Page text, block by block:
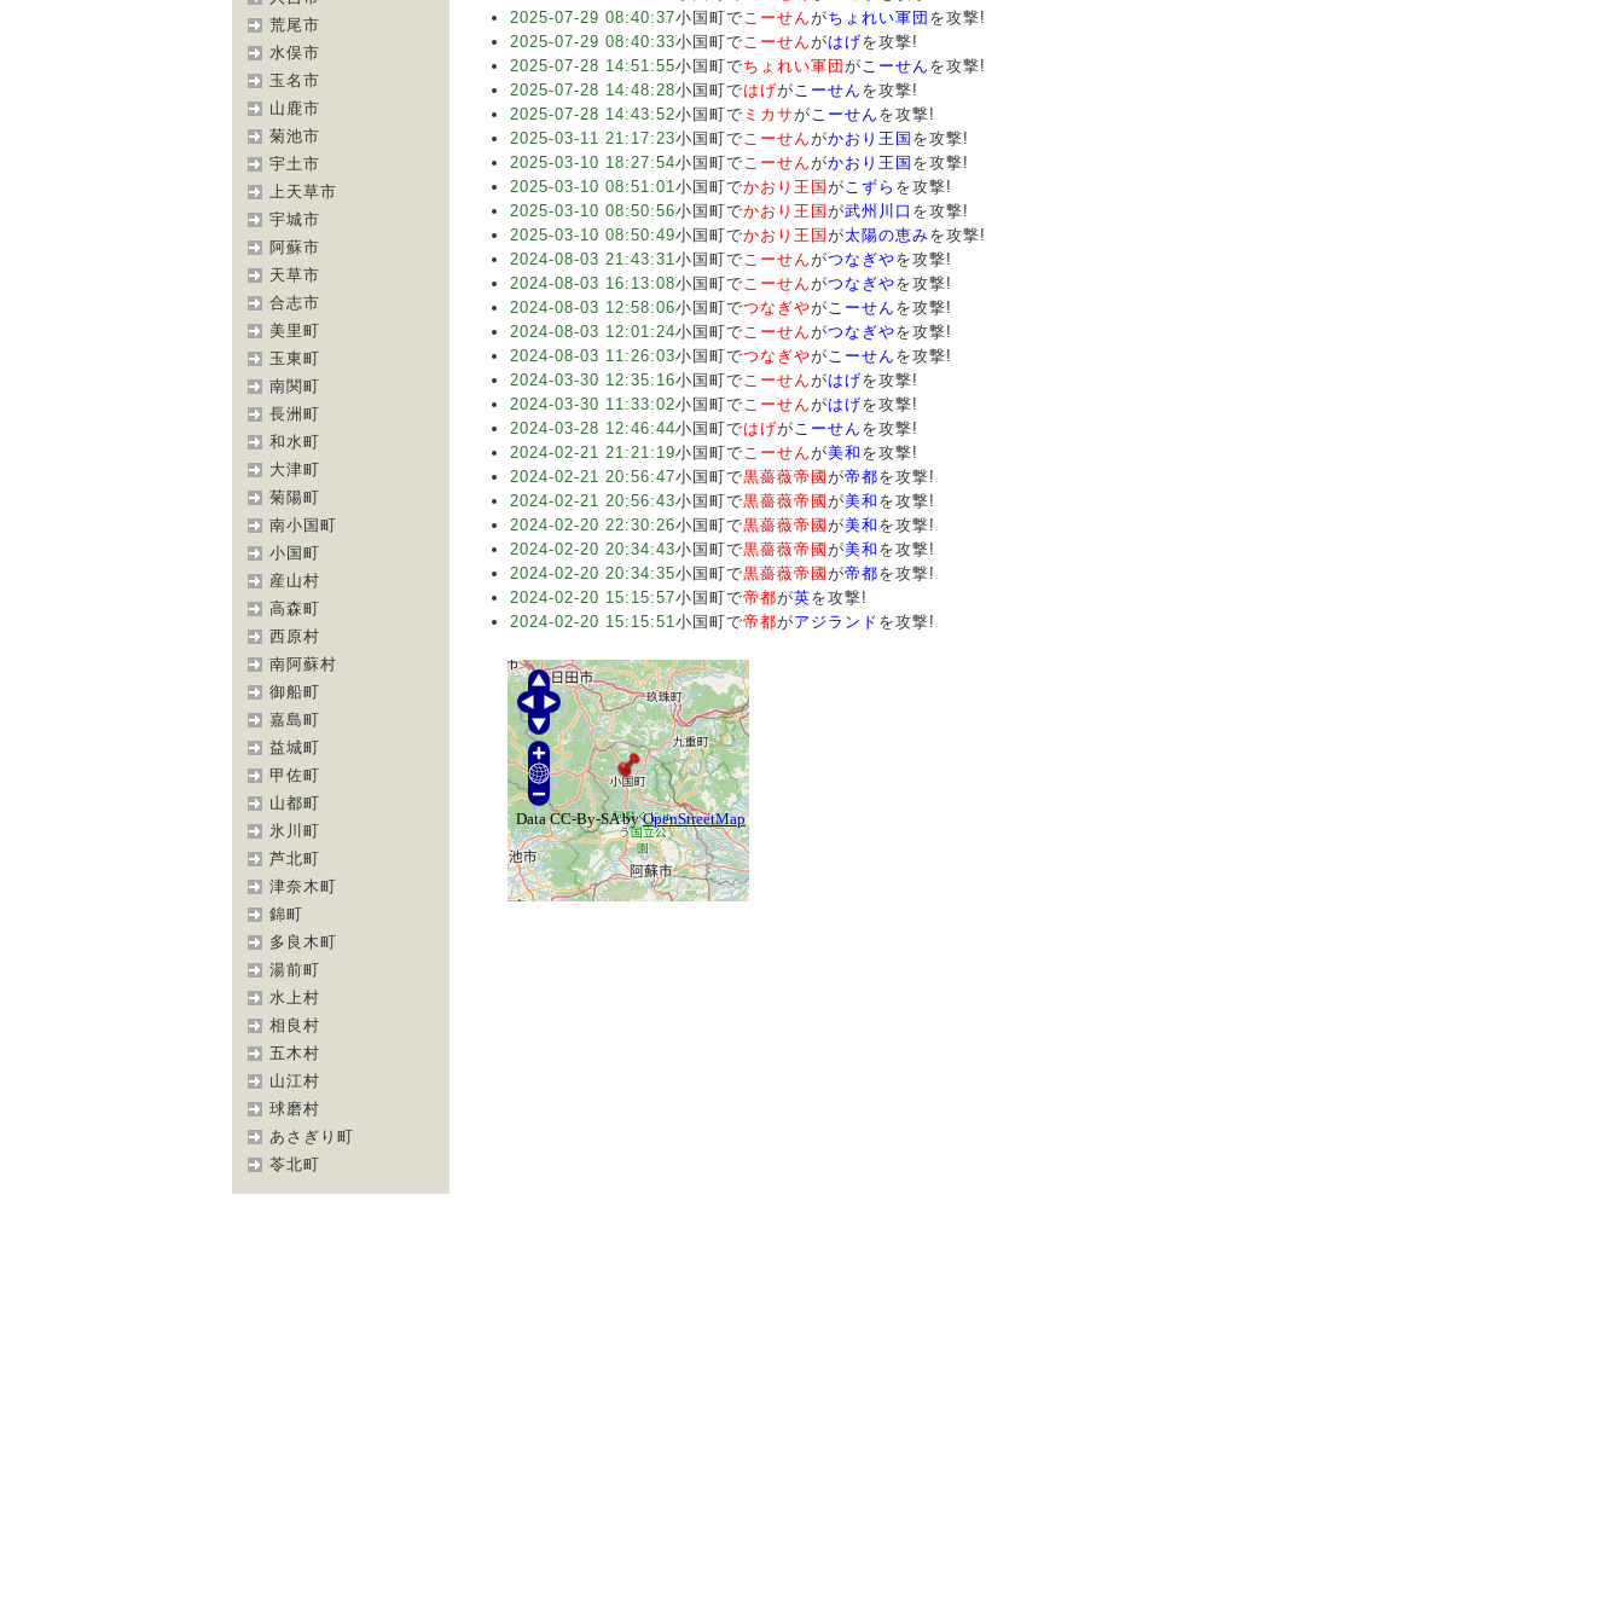
荒尾市
水俣市
玉名市
山鹿市
菊池市
宇土市
上天草市
宇城市
阿蘇市
天草市
合志市
美里町
玉東町
南関町
長洲町
和水町
大津町
菊陽町
南小国町
小国町
産山村
高森町
西原村
南阿蘇村
御船町
嘉島町
益城町
甲佐町
山都町
氷川町
芦北町
津奈木町
錦町
多良木町
湯前町
水上村
相良村
五木村
山江村
球磨村
あさぎり町
苓北町
2025-07-29 08:40:37小国町でこーせんがちょれい軍団 を攻撃!
2025-07-29 08:40:33小国町でこーせんがはげを攻撃!
2025-07-28 14:51:55小国町でちょれい軍団 がこーせん を攻撃!
2025-07-28 14:48:28小国町ではげがこーせん を攻撃!
2025-07-28 14:43:52小国町で ミカサがこーせん を攻撃!
2025-03-11 21:17:23小国町でこーせんがかおり王国 を攻撃!
2025-03-10 18:27:54小国町でこーせんがかおり王国 を攻撃!
2025-03-10 08:51:01小国町でかおり王国 がこずら を攻撃!
2025-03-10 08:50:56小国町でかおり王国 が武州川口 を攻撃!
2025-03-10 08:50:49小国町でかおり王国 が太陽の恵みを攻撃!
2024-08-03 21:43:31小国町でこーせんがつなぎやを攻撃!
2024-08-03 16:13:08小国町でこーせんがつなぎやを攻撃!
2024-08-03 12:58:06小国町でつなぎやがこーせん を攻撃!
2024-08-03 12:01:24小国町でこーせんがつなぎやを攻撃!
2024-08-03 11:26:03小国町でつなぎやがこーせん を攻撃!
2024-03-30 12:35:16小国町でこーせんがはげを攻撃!
2024-03-30 11:33:02小国町でこーせんがはげを攻撃!
2024-03-28 12:46:44小国町ではげがこーせん を攻撃!
2024-02-21 21:21:19小国町でこーせんが美和 を攻撃!
2024-02-21 20:56:47小国町で黒薔薇帝國 が帝都を攻撃!
2024-02-21 20:56:43小国町で黒薔薇帝國 が美和 を攻撃!
2024-02-20 22:30:26小国町で黒薔薇帝國 が美和 を攻撃!
2024-02-20 20:34:43小国町で黒薔薇帝國 が美和 を攻撃!
2024-02-20 20:34:35小国町で黒薔薇帝國 が帝都を攻撃!
2024-02-20 15:15:57小国町で帝都が英を攻撃!
2024-02-20 15:15:51小国町で帝都がアジランド を攻撃!